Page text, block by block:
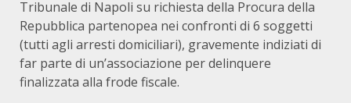
Tribunale di Napoli su richiesta della Procura della
Repubblica partenopea nei confronti di 6 soggetti
(tutti agli arresti domiciliari), gravemente indiziati di
far parte di un’associazione per delinquere
finalizzata alla frode fiscale.